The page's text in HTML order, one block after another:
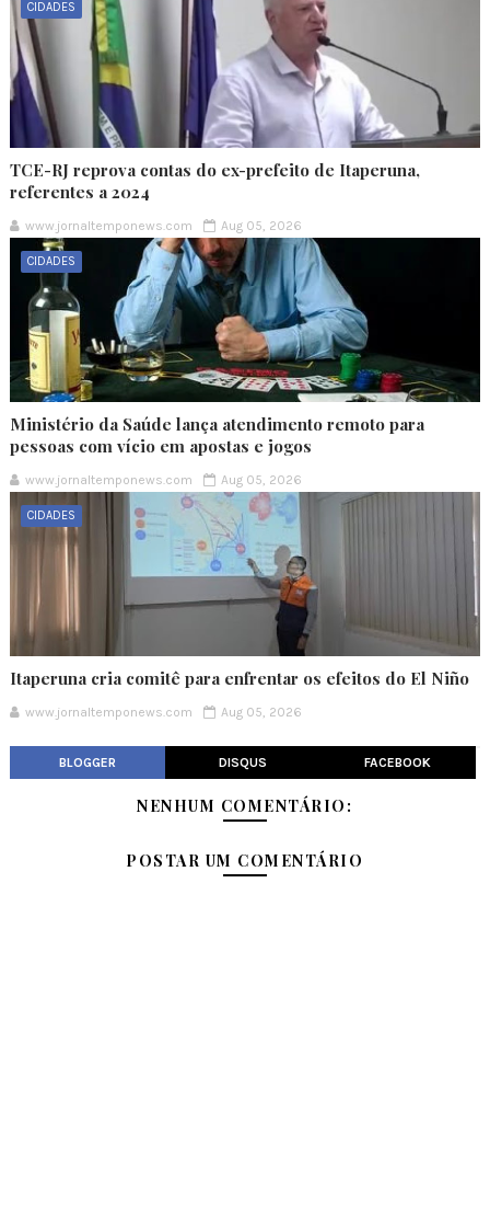
CIDADES
TCE-RJ reprova contas do ex-prefeito de Itaperuna,
referentes a 2024
www.jornaltemponews.com Aug 05, 2026
CIDADES
Ministério da Saúde lança atendimento remoto para
pessoas com vício em apostas e jogos
www.jornaltemponews.com Aug 05, 2026
CIDADES
Itaperuna cria comitê para enfrentar os efeitos do El Niño
www.jornaltemponews.com Aug 05, 2026
BLOGGER DISQUS FACEBOOK
NENHUM COMENTÁRIO:
POSTAR UM COMENTÁRIO